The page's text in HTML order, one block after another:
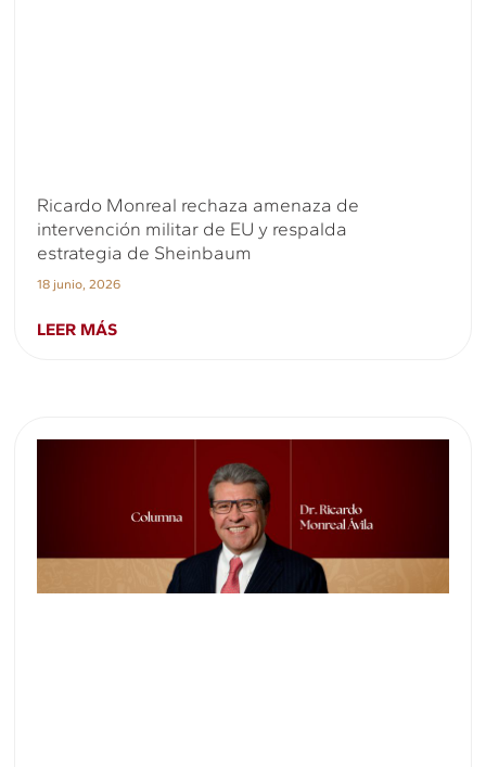
Ricardo Monreal rechaza amenaza de
intervención militar de EU y respalda
estrategia de Sheinbaum
18 junio, 2026
LEER MÁS